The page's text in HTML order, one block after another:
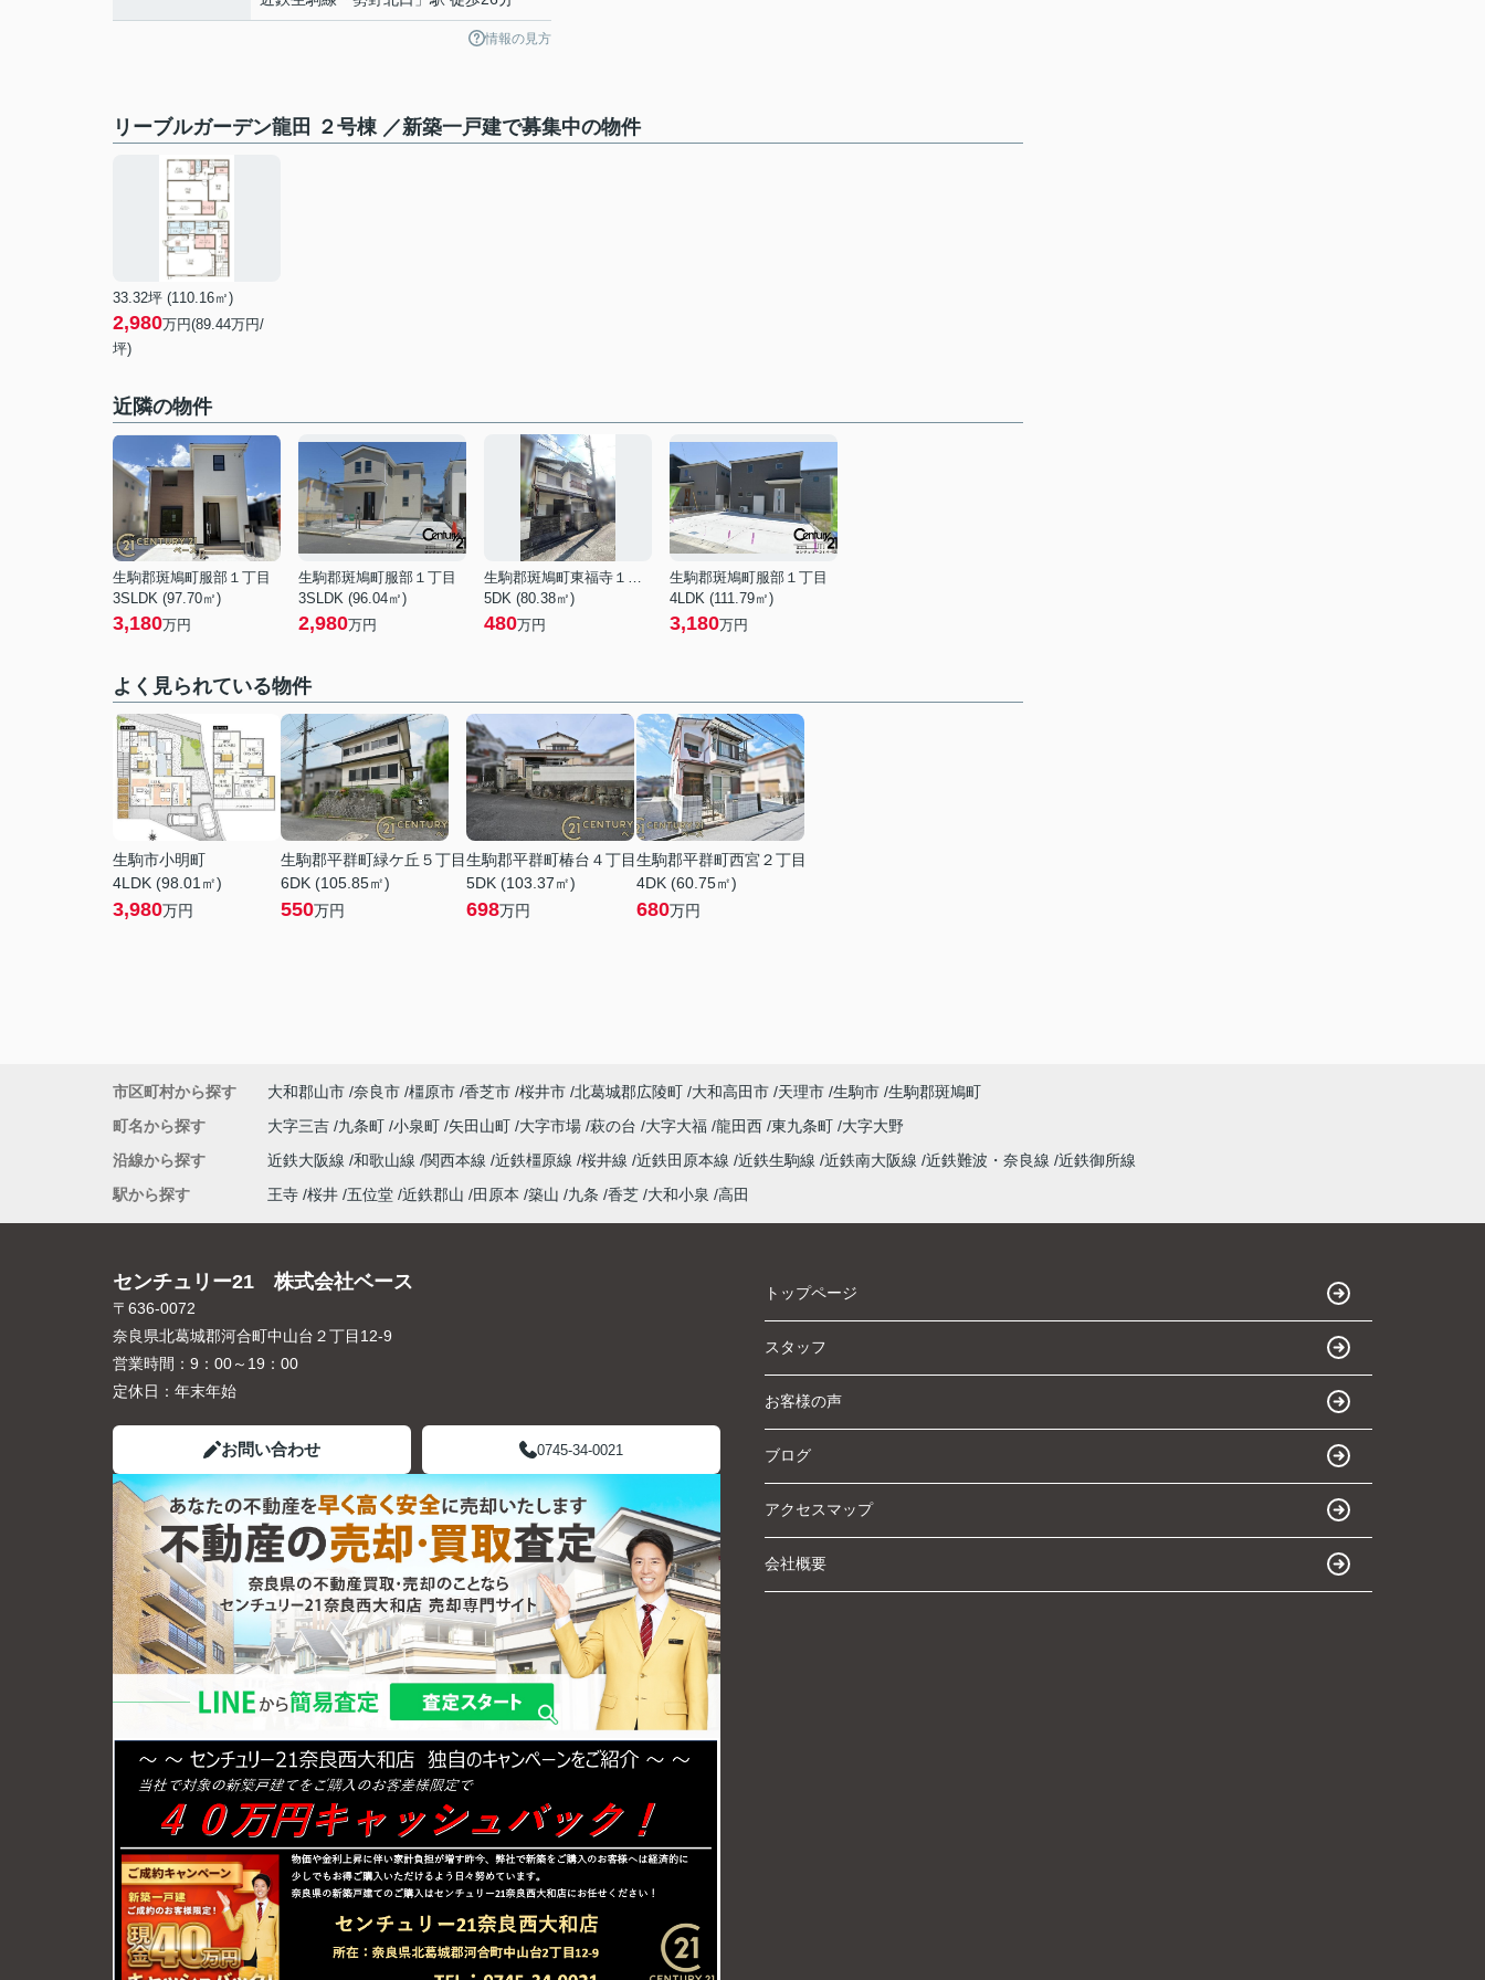
情報の見方
リーブルガーデン龍田 ２号棟 ／新築一戸建で募集中の物件
33.32坪 (110.16㎡)
2,980万円(89.44万円/
坪)
近隣の物件
生駒郡斑鳩町服部１丁目
3SLDK (97.70㎡)
3,180万円
生駒郡斑鳩町服部１丁目
3SLDK (96.04㎡)
2,980万円
生駒郡斑鳩町東福寺１丁目
5DK (80.38㎡)
480万円
生駒郡斑鳩町服部１丁目
4LDK (111.79㎡)
3,180万円
よく見られている物件
生駒市小明町
4LDK (98.01㎡)
3,980万円
生駒郡平群町緑ケ丘５丁目
6DK (105.85㎡)
550万円
生駒郡平群町椿台４丁目
5DK (103.37㎡)
698万円
生駒郡平群町西宮２丁目
4DK (60.75㎡)
680万円
市区町村から探す 大和郡山市 奈良市 橿原市 香芝市 桜井市 北葛城郡広陵町 大和高田市 天理市 生駒市 生駒郡斑鳩町
町名から探す
大字三吉 九条町 小泉町 矢田山町 大字市場 萩の台 大字大福 龍田西 東九条町 大字大野
沿線から探す
近鉄大阪線 和歌山線 関西本線 近鉄橿原線 桜井線 近鉄田原本線 近鉄生駒線 近鉄南大阪線 近鉄難波・奈良線 近鉄御所線
駅から探す
王寺 桜井 五位堂 近鉄郡山 田原本 築山 九条 香芝 大和小泉 高田
センチュリー21 株式会社ベース
〒636-0072
奈良県北葛城郡河合町中山台２丁目12-9
営業時間： 9：00～19：00
定休日： 年末年始
お問い合わせ 0745-34-0021
トップページ
スタッフ
お客様の声
ブログ
アクセスマップ
会社概要